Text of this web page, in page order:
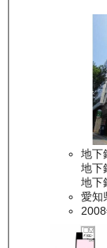
地下
地下
地下
愛知